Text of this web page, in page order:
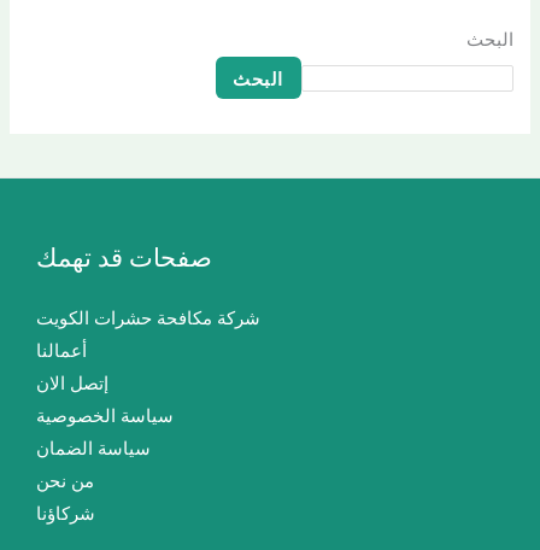
البحث
البحث
صفحات قد تهمك
شركة مكافحة حشرات الكويت
أعمالنا
إتصل الان
سياسة الخصوصية
سياسة الضمان
من نحن
شركاؤنا